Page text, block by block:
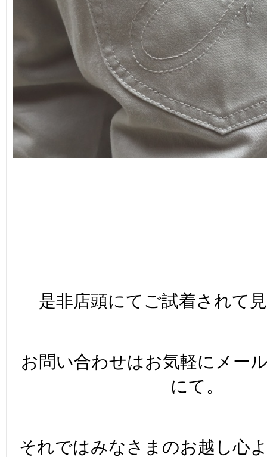
是非店頭にてご試着されて
お問い合わせはお気軽にメー
にて。
それではみなさまのお越し心